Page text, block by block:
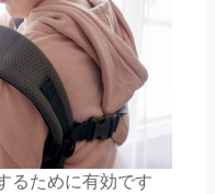
るために有効です